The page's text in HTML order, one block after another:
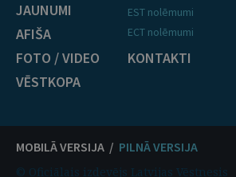
JAUNUMI
AFIŠA
FOTO / VIDEO
VĒSTKOPA
EST nolēmumi
ECT nolēmumi
KONTAKTI
MOBILĀ VERSIJA / PILNĀ VERSIJA
© Oficiālais izdevējs Latvijas Vēstnesis